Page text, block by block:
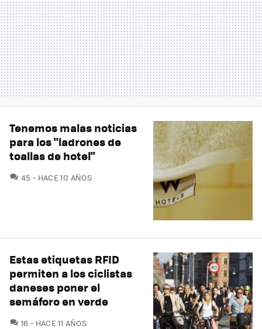
Tenemos malas noticias
para los "ladrones de
toallas de hotel"
45 COMENTARIOS
HACE 10 AÑOS
Estas etiquetas RFID
permiten a los ciclistas
daneses poner el
semáforo en verde
16 COMENTARIOS
HACE 11 AÑOS